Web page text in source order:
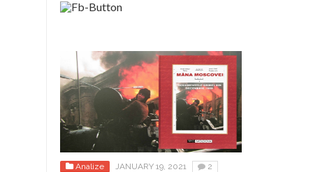
Analize JANUARY 19, 2021 2